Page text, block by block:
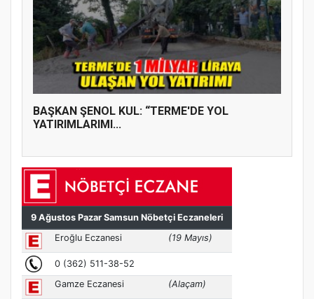
BAŞKAN ŞENOL KUL: “TERME'DE YOL
YATIRIMLARIMI...